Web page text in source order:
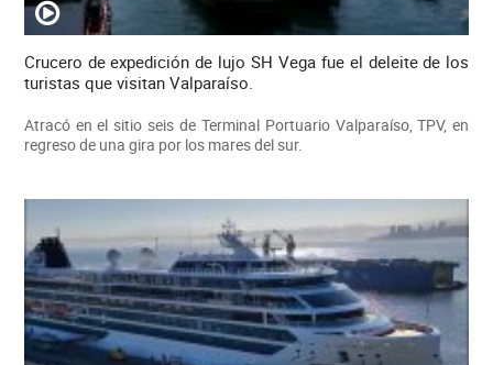
Crucero de expedición de lujo SH Vega fue el deleite de los
turistas que visitan Valparaíso.
Atracó en el sitio seis de Terminal Portuario Valparaíso, TPV, en
regreso de una gira por los mares del sur.